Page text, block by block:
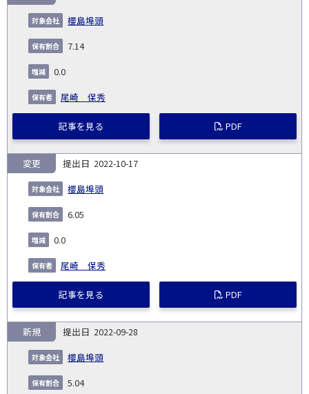
櫻島埠頭
7.14
0.0
尾崎 保秀
記事を見る PDF
2022-10-17
櫻島埠頭
変更
6.05
0.0
尾崎 保秀
記事を見る PDF
2022-09-28
櫻島埠頭
新規
5.04